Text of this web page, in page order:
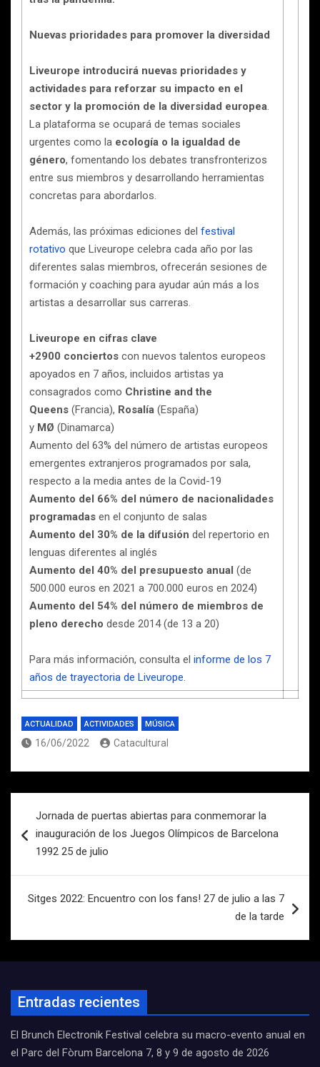
Nuevas prioridades para promover la diversidad
Liveurope introducirá nuevas prioridades y
actividades para reforzar su impacto en el
sector y la promoción de la diversidad europea.
La plataforma se ocupará de temas sociales
urgentes como la ecología o la igualdad de
género, fomentando los debates transfronterizos
entre sus miembros y desarrollando herramientas
concretas para abordarlos.
Además, las próximas ediciones del festival
rotativo que Liveurope celebra cada año por las
diferentes salas miembros, ofrecerán sesiones de
formación y coaching para ayudar aún más a los
artistas a desarrollar sus carreras.
Liveurope en cifras clave
+2900 conciertos con nuevos talentos europeos
apoyados en 7 años, incluidos artistas ya
consagrados como Christine and the
Queens (Francia), Rosalía (España)
y MØ (Dinamarca)
Aumento del 63% del número de artistas europeos
emergentes extranjeros programados por sala,
respecto a la media antes de la Covid-19
Aumento del 66% del número de nacionalidades
programadas en el conjunto de salas
Aumento del 30% de la difusión del repertorio en
lenguas diferentes al inglés
Aumento del 40% del presupuesto anual (de
500.000 euros en 2021 a 700.000 euros en 2024)
Aumento del 54% del número de miembros de
pleno derecho desde 2014 (de 13 a 20)
Para más información, consulta el informe de los 7
años de trayectoria de Liveurope.
ACTUALIDAD ACTIVIDADES MÚSICA
16/06/2022 Catacultural
de
entradas
Jornada de puertas abiertas para conmemorar la
inauguración de los Juegos Olímpicos de Barcelona
1992 25 de julio
Sitges 2022: Encuentro con los fans! 27 de julio a las 7
de la tarde
Entradas recientes
El Brunch Electronik Festival celebra su macro-evento anual en
el Parc del Fòrum Barcelona 7, 8 y 9 de agosto de 2026